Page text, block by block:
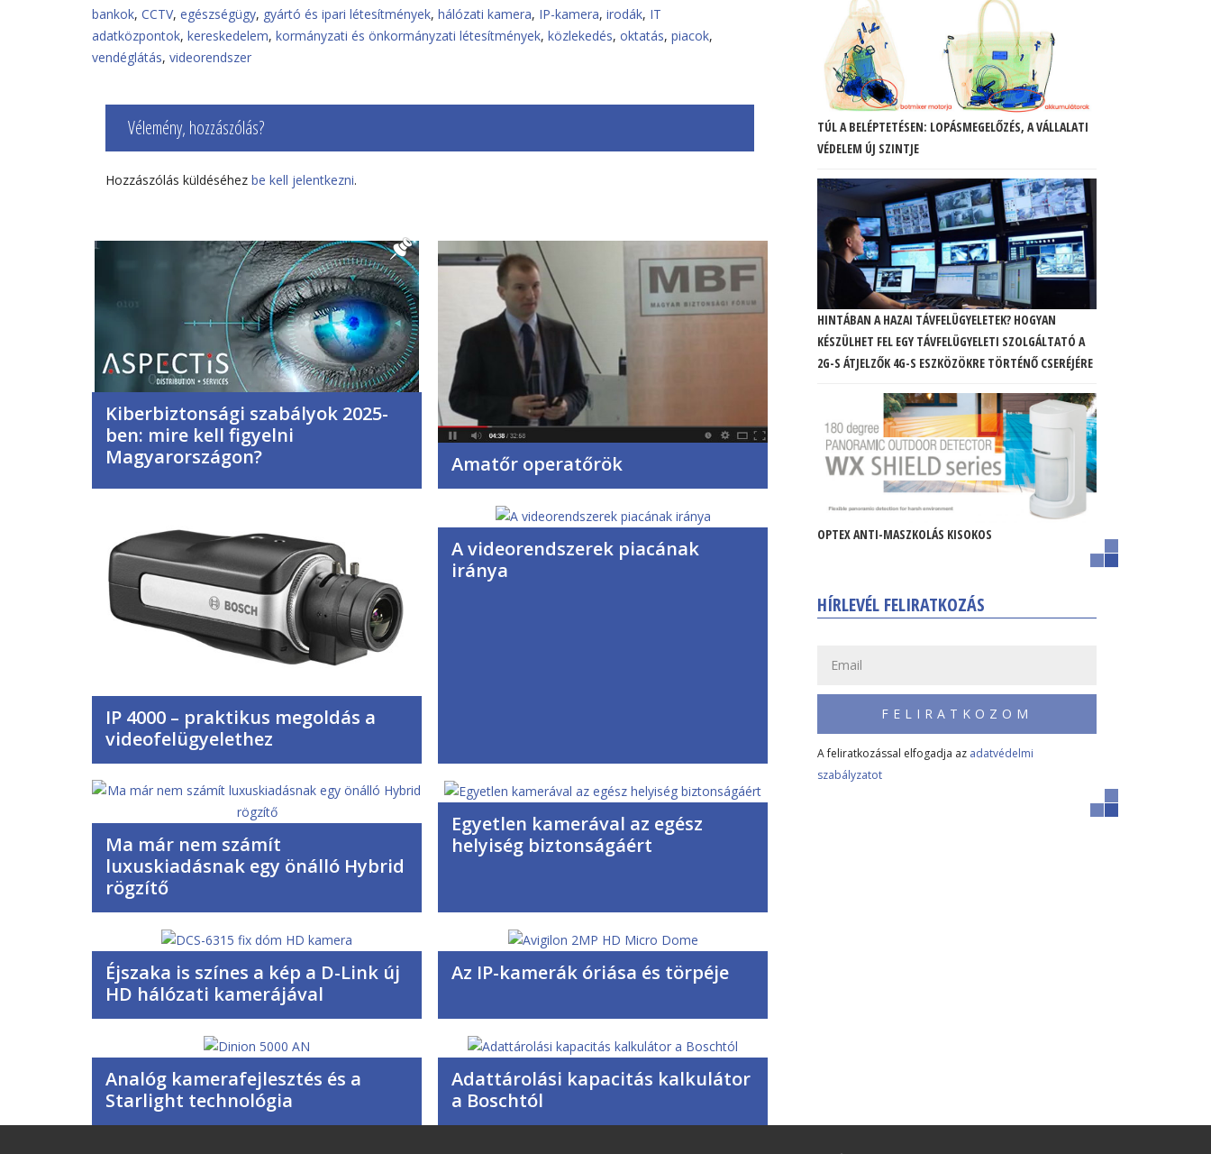
bankok, CCTV, egészségügy, gyártó és ipari létesítmények, hálózati kamera, IP-kamera, irodák, IT
adatközpontok, kereskedelem, kormányzati és önkormányzati létesítmények, közlekedés, oktatás, piacok,
vendéglátás, videorendszer
Vélemény, hozzászólás?
Hozzászólás küldéséhez be kell jelentkezni.
Kiberbiztonsági szabályok 2025-
ben: mire kell figyelni
Magyarországon?
Amatőr operatőrök
IP 4000 – praktikus megoldás a
videofelügyelethez
A videorendszerek piacának
iránya
Ma már nem számít
luxuskiadásnak egy önálló Hybrid
rögzítő
Egyetlen kamerával az egész
helyiség biztonságáért
Éjszaka is színes a kép a D-Link új
HD hálózati kamerájával
Az IP-kamerák óriása és törpéje
Analóg kamerafejlesztés és a
Starlight technológia
Adattárolási kapacitás kalkulátor
a Boschtól
TÚL A BELÉPTETÉSEN: LOPÁSMEGELŐZÉS, A VÁLLALATI
VÉDELEM ÚJ SZINTJE
HINTÁBAN A HAZAI TÁVFELÜGYELETEK? HOGYAN
KÉSZÜLHET FEL EGY TÁVFELÜGYELETI SZOLGÁLTATÓ A
2G-S ÁTJELZŐK 4G-S ESZKÖZÖKRE TÖRTÉNŐ CSERÉJÉRE
OPTEX ANTI-MASZKOLÁS KISOKOS
HÍRLEVÉL FELIRATKOZÁS
FELIRATKOZOM
A feliratkozással elfogadja az adatvédelmi
szabályzatot